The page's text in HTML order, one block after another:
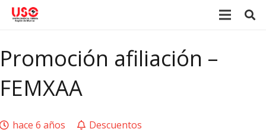
Promoción afiliación –
FEMXAA
hace 6 años Descuentos